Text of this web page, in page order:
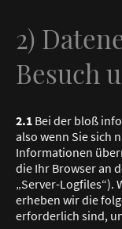
2)
Besuch
2.1 Bei der bloß
also wenn Sie sich
Informationen
die Ihr Browser an
„Server-Logfiles“).
erheben wir die
erforderlich sind,